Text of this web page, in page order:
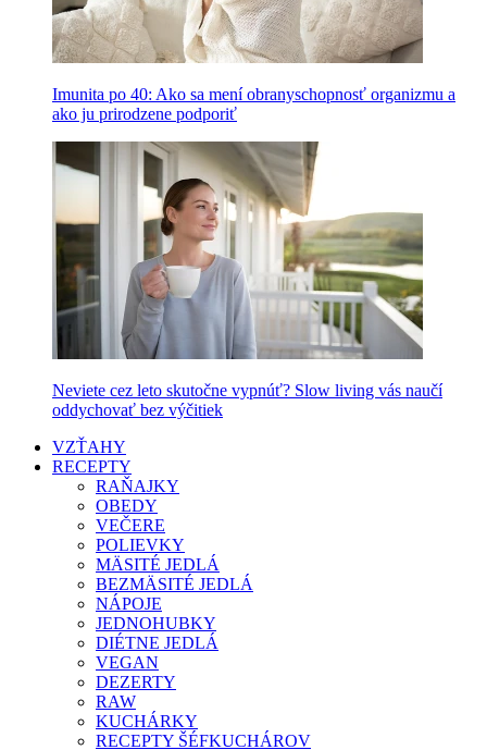
Imunita po 40: Ako sa mení obranyschopnosť organizmu a
ako ju prirodzene podporiť
Neviete cez leto skutočne vypnúť? Slow living vás naučí
oddychovať bez výčitiek
VZŤAHY
RECEPTY
RAŇAJKY
OBEDY
VEČERE
POLIEVKY
MÄSITÉ JEDLÁ
BEZMÄSITÉ JEDLÁ
NÁPOJE
JEDNOHUBKY
DIÉTNE JEDLÁ
VEGAN
DEZERTY
RAW
KUCHÁRKY
RECEPTY ŠÉFKUCHÁROV